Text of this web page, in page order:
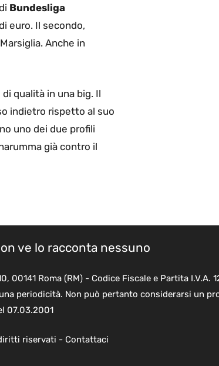
Bundesliga
euro. Il secondo,
Anche in
qualità in una big. Il
indietro rispetto al suo
uno dei due profili
già contro il
ve lo racconta nessuno
00141 Roma (RM) - Codice Fiscale e Partita I.V.A.
periodicità. Non può pertanto considerarsi un
07.03.2001
riservati - Contattaci